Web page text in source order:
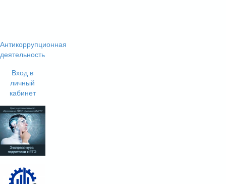
Антикоррупционная
деятельность
Вход в
личный
кабинет